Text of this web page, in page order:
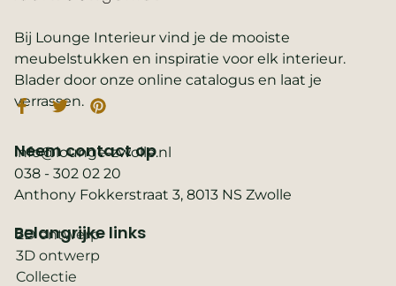
Bij Lounge Interieur vind je de mooiste
meubelstukken en inspiratie voor elk interieur.
Blader door onze online catalogus en laat je
verrassen.
Belangrijke links
2D ontwerp
3D ontwerp
Collectie
Neem contact op
info@lounge-zwolle.nl
038 - 302 02 20
Anthony Fokkerstraat 3, 8013 NS Zwolle